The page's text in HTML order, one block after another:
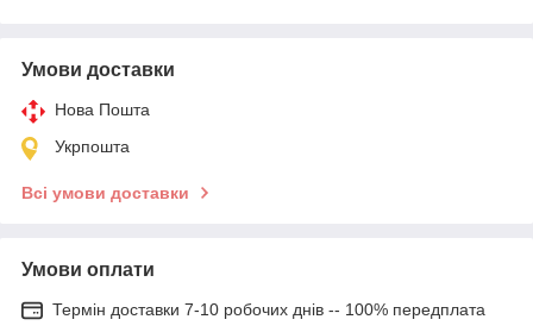
Умови доставки
Нова Пошта
Укрпошта
Всі умови доставки
Умови оплати
Термін доставки 7-10 робочих днів -- 100% передплата